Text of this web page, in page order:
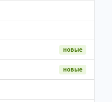
новые
новые